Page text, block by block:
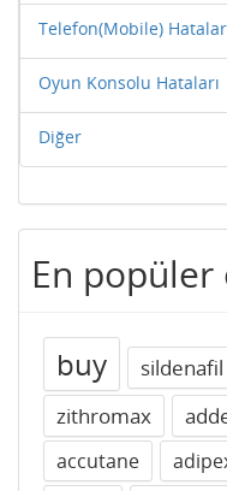
Telefon(Mobile)
Oyun Konsolu Hataları
Diğer
En
buy sildenafil
zithromax
accutane